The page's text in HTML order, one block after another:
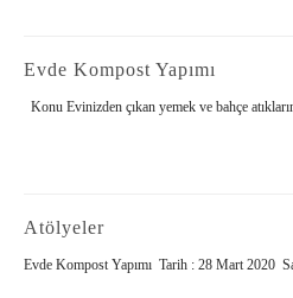
Evde Kompost Yapımı
Konu Evinizden çıkan yemek ve bahçe
Atölyeler
Evde Kompost Yapımı Tarih : 28 Mart 2020